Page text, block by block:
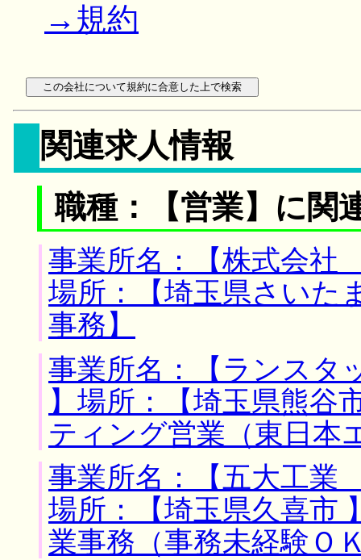
→規約
関連求人情報
職種：【営業】に関
事業所名：【株式会社
場所：【埼玉県さいた
事務】
事業所名：【ランス
】場所：【埼玉県熊谷
ティング営業（東日本
事業所名：【五大工
場所：【埼玉県久喜市
業事務（事務未経験Ｏ